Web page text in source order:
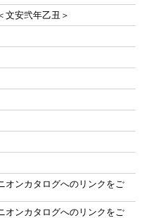
文安弐年乙丑＞
オンカタログへのリンクをご
オンカタログへのリンクをご